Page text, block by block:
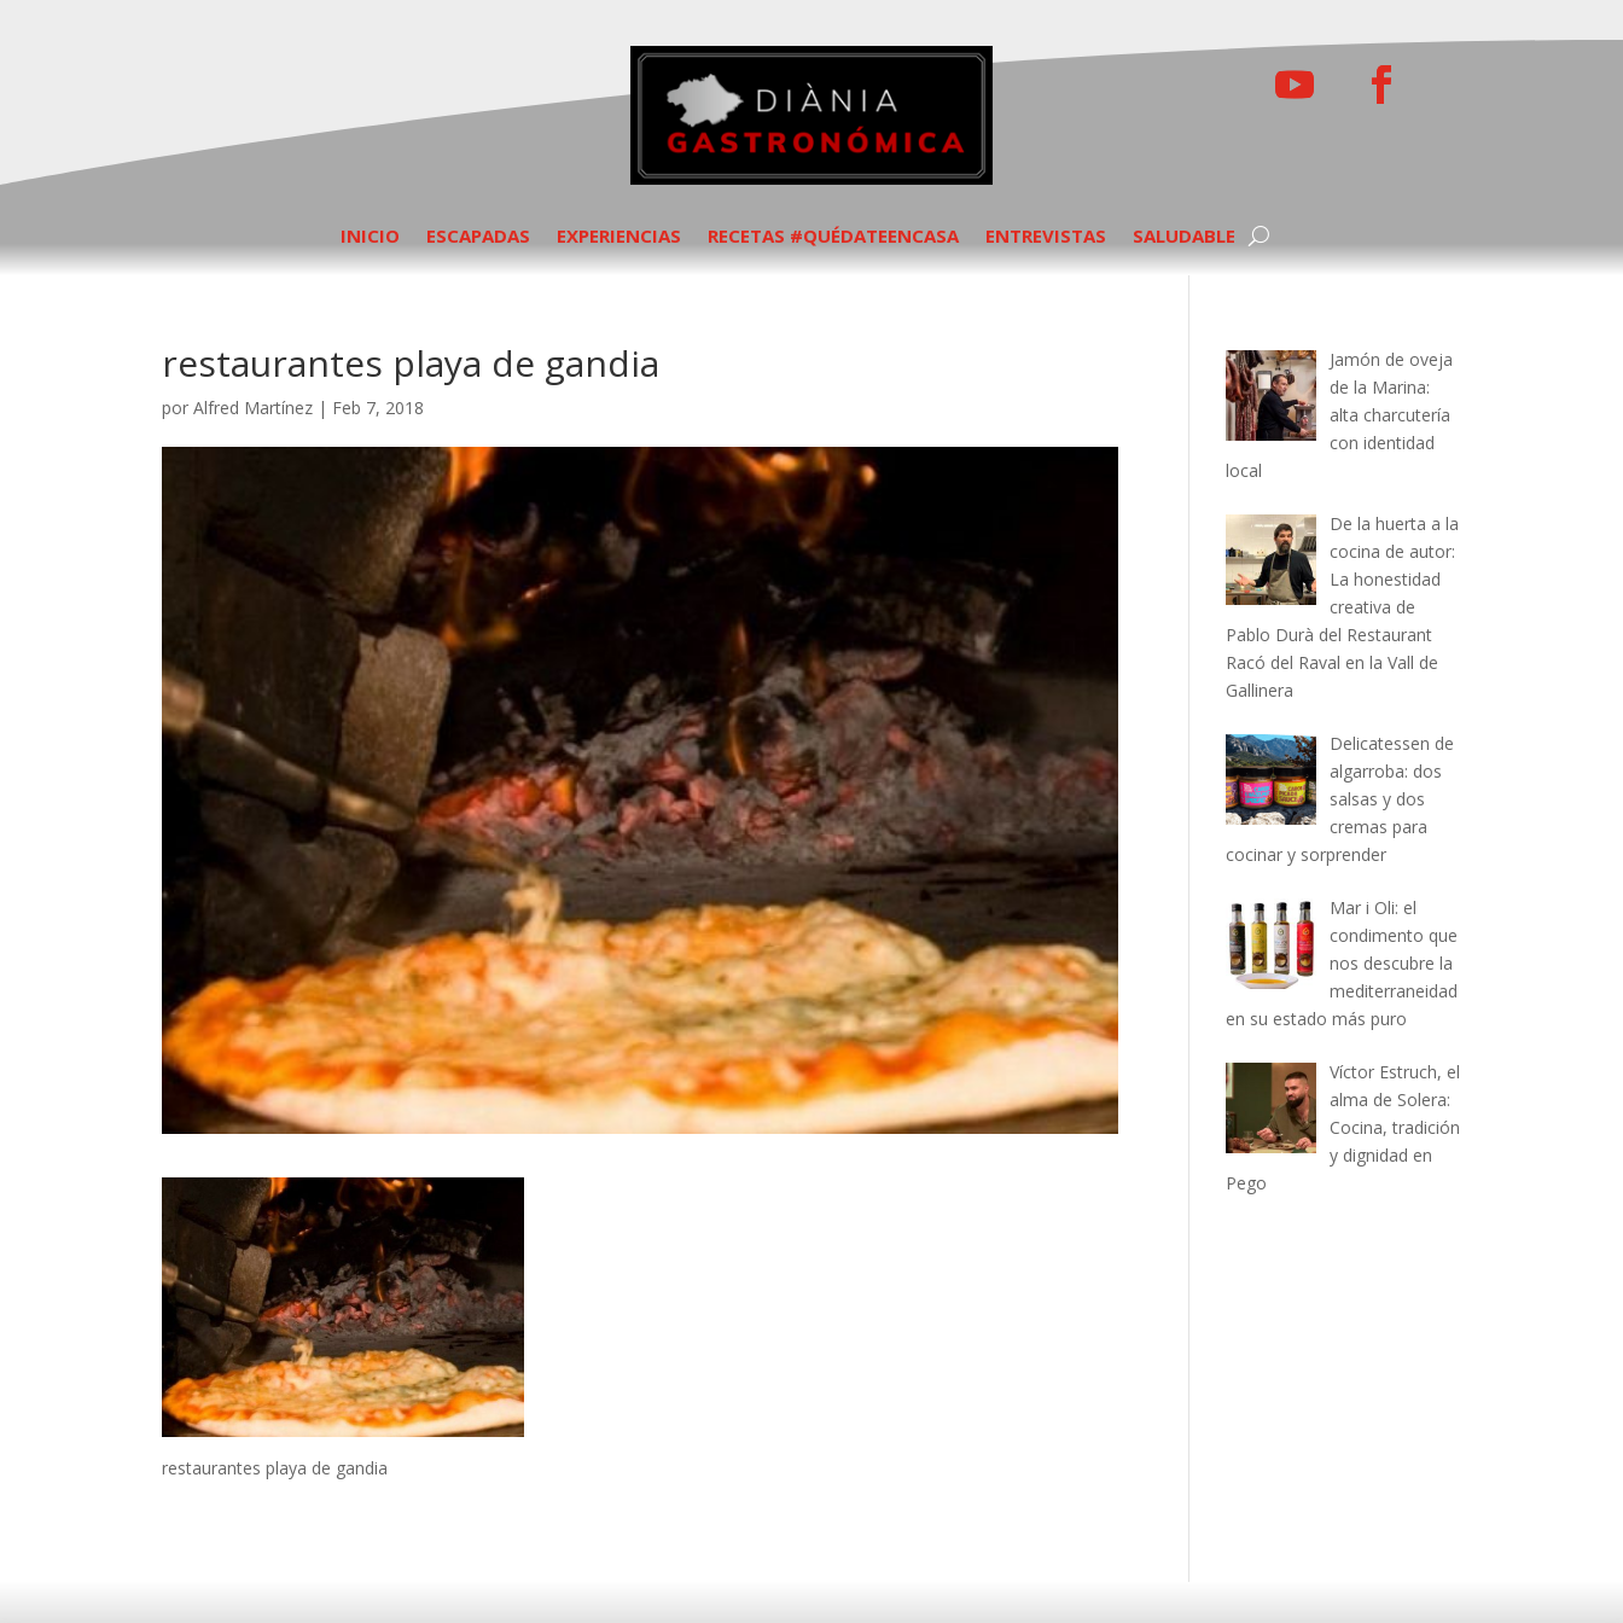
INICIO ESCAPADAS EXPERIENCIAS RECETAS #QUÉDATEENCASA ENTREVISTAS SALUDABLE
restaurantes playa de gandia
porAlfred Martínez | Feb 7, 2018
restaurantes playa de gandia
Jamón de oveja
de la Marina:
alta charcutería
con identidad
local
De la huerta a la
cocina de autor:
La honestidad
creativa de
Pablo Durà del Restaurant
Racó del Raval en la Vall de
Gallinera
Delicatessen de
algarroba: dos
salsas y dos
cremas para
cocinar y sorprender
Mar i Oli: el
condimento que
nos descubre la
mediterraneidad
en su estado más puro
Víctor Estruch, el
alma de Solera:
Cocina, tradición
y dignidad en
Pego